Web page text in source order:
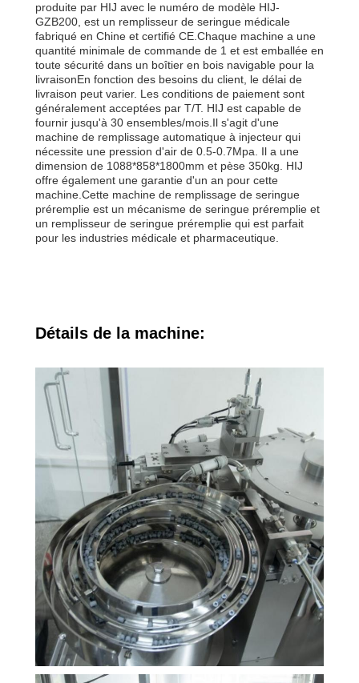
produite par HIJ avec le numéro de modèle HIJ-
GZB200, est un remplisseur de seringue médicale
fabriqué en Chine et certifié CE.Chaque machine a une
quantité minimale de commande de 1 et est emballée en
toute sécurité dans un boîtier en bois navigable pour la
livraisonEn fonction des besoins du client, le délai de
livraison peut varier. Les conditions de paiement sont
généralement acceptées par T/T. HIJ est capable de
fournir jusqu'à 30 ensembles/mois.Il s'agit d'une
machine de remplissage automatique à injecteur qui
nécessite une pression d'air de 0.5-0.7Mpa. Il a une
dimension de 1088*858*1800mm et pèse 350kg. HIJ
offre également une garantie d'un an pour cette
machine.Cette machine de remplissage de seringue
préremplie est un mécanisme de seringue préremplie et
un remplisseur de seringue préremplie qui est parfait
pour les industries médicale et pharmaceutique.
Détails de la machine: